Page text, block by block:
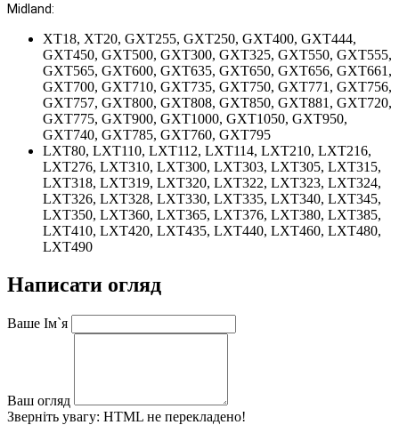
Midland:
XT18, XT20, GXT255, GXT250, GXT400, GXT444,
GXT450, GXT500, GXT300, GXT325, GXT550, GXT555,
GXT565, GXT600, GXT635, GXT650, GXT656, GXT661,
GXT700, GXT710, GXT735, GXT750, GXT771, GXT756,
GXT757, GXT800, GXT808, GXT850, GXT881, GXT720,
GXT775, GXT900, GXT1000, GXT1050, GXT950,
GXT740, GXT785, GXT760, GXT795
LXT80, LXT110, LXT112, LXT114, LXT210, LXT216,
LXT276, LXT310, LXT300, LXT303, LXT305, LXT315,
LXT318, LXT319, LXT320, LXT322, LXT323, LXT324,
LXT326, LXT328, LXT330, LXT335, LXT340, LXT345,
LXT350, LXT360, LXT365, LXT376, LXT380, LXT385,
LXT410, LXT420, LXT435, LXT440, LXT460, LXT480,
LXT490
Написати огляд
Ваше Ім`я
Ваш огляд
Зверніть увагу: HTML не перекладено!